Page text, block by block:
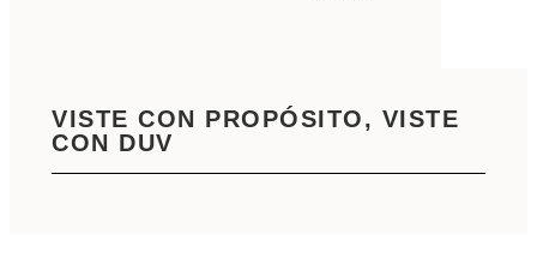
VISTE CON PROPÓSITO, VISTE
CON DUV